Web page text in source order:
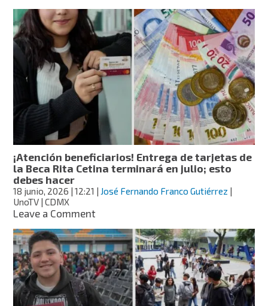
pago
de
la
Beca
Rita
Cetina
por
vacaciones
en
julio
y
agosto
2026?
¡Atención beneficiarios! Entrega de tarjetas de
la Beca Rita Cetina terminará en julio; esto
debes hacer
18 junio, 2026 | 12:21 | José Fernando Franco Gutiérrez |
UnoTV | CDMX
Leave a Commenton
beneficiarios!
Entrega
de
tarjetas
de
la